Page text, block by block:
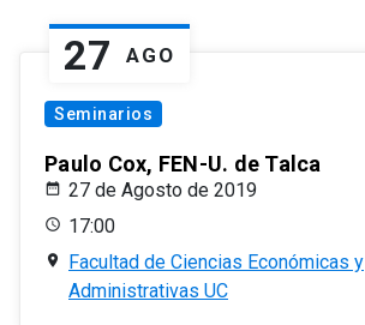
27 AGO
Seminarios
Paulo Cox, FEN-U. de Talca
27 de Agosto de 2019
17:00
Facultad de Ciencias Económicas y
Administrativas UC